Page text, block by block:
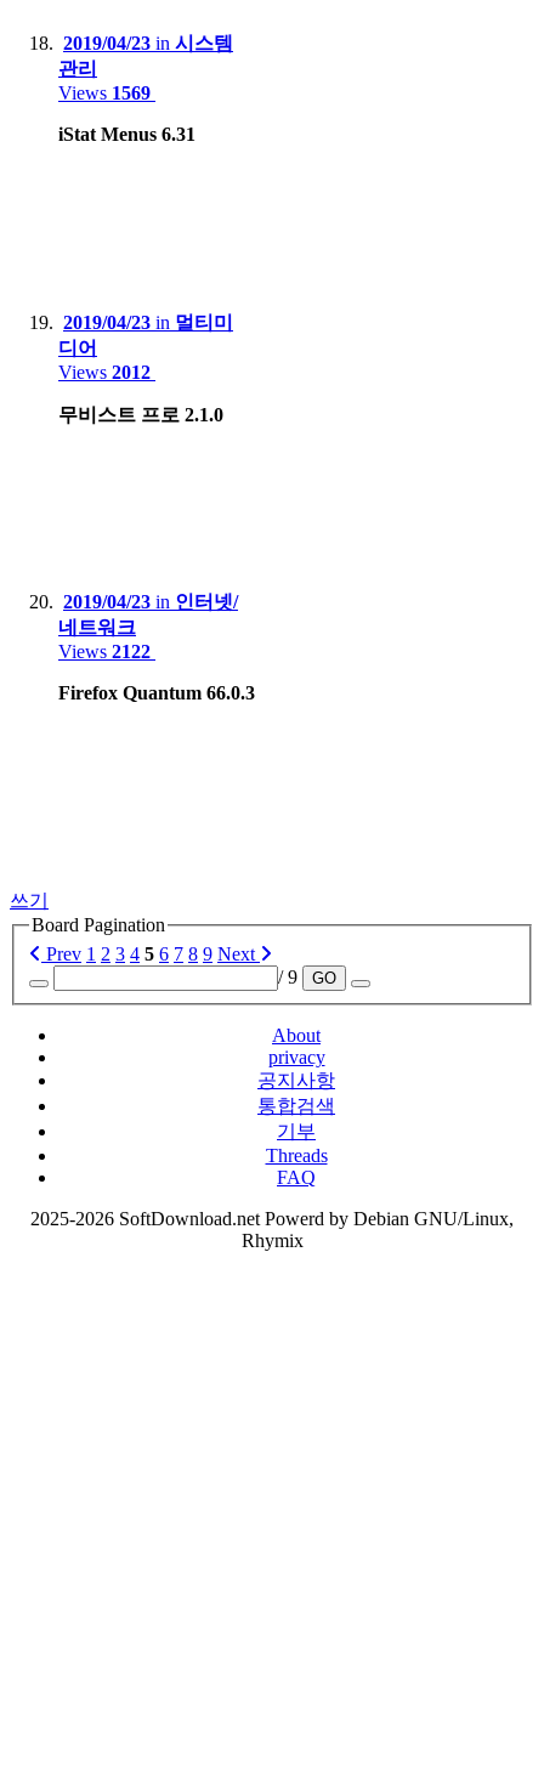
2019/04/23 in 시스템
관리
Views 1569
iStat Menus 6.31
2019/04/23 in 멀티미
디어
Views 2012
무비스트 프로 2.1.0
2019/04/23 in 인터넷/
네트워크
Views 2122
Firefox Quantum 66.0.3
쓰기
Board Pagination
Prev 1 2 3 4 5 6 7 8 9 Next
/ 9
GO
About
privacy
공지사항
통합검색
기부
Threads
FAQ
2025-2026 SoftDownload.net Powerd by Debian GNU/Linux,
Rhymix